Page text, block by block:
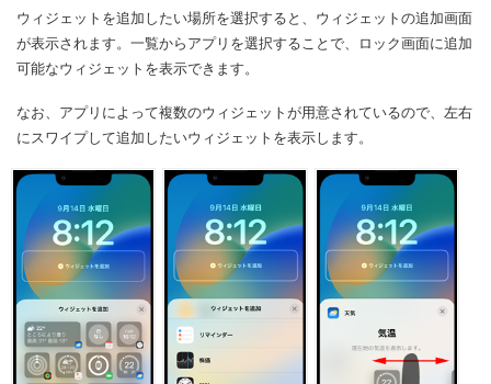
ウィジェットを追加したい場所を選択すると、ウィジェットの追加画面
が表示されます。一覧からアプリを選択することで、ロック画面に追加
可能なウィジェットを表示できます。
なお、アプリによって複数のウィジェットが用意されているので、左右
にスワイプして追加したいウィジェットを表示します。